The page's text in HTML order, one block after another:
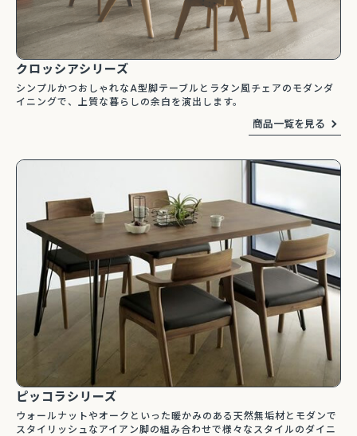
クロッシアシリーズ
シンプルかつおしゃれなA型脚テーブルとラタン風チェアのモダンダ
イニングで、上質な暮らしの余白を演出します。
ピッコラシリーズ
ウォールナットやオークといった暖かみのある天然無垢材とモダンで
スタイリッシュなアイアン脚の組み合わせで様々なスタイルのダイニ